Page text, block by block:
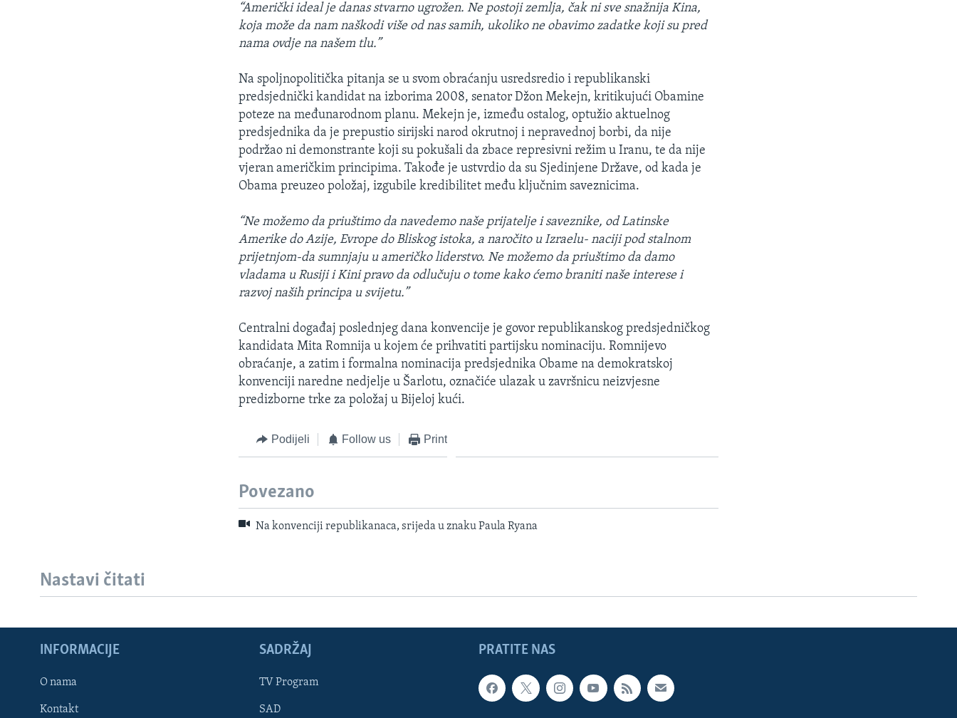
Learning English
“Američki ideal je danas stvarno ugrožen. Ne postoji zemlja, čak ni sve snažnija Kina,
koja može da nam naškodi više od nas samih, ukoliko ne obavimo zadatke koji su pred
nama ovdje na našem tlu.”
Na spoljnopolitička pitanja se u svom obraćanju usredsredio i republikanski
predsjednički kandidat na izborima 2008, senator Džon Mekejn, kritikujući Obamine
poteze na međunarodnom planu. Mekejn je, između ostalog, optužio aktuelnog
predsjednika da je prepustio sirijski narod okrutnoj i nepravednoj borbi, da nije
podržao ni demonstrante koji su pokušali da zbace represivni režim u Iranu, te da nije
vjeran američkim principima. Takođe je ustvrdio da su Sjedinjene Države, od kada je
Obama preuzeo položaj, izgubile kredibilitet među ključnim saveznicima.
“Ne možemo da priuštimo da navedemo naše prijatelje i saveznike, od Latinske
Amerike do Azije, Evrope do Bliskog istoka, a naročito u Izraelu- naciji pod stalnom
prijetnjom-da sumnjaju u američko liderstvo. Ne možemo da priuštimo da damo
vladama u Rusiji i Kini pravo da odlučuju o tome kako ćemo braniti naše interese i
razvoj naših principa u svijetu.”
Centralni događaj poslednjeg dana konvencije je govor republikanskog predsjedničkog
kandidata Mita Romnija u kojem će prihvatiti partijsku nominaciju. Romnijevo
obraćanje, a zatim i formalna nominacija predsjednika Obame na demokratskoj
konvenciji naredne nedjelje u Šarlotu, označiće ulazak u završnicu neizvjesne
predizborne trke za položaj u Bijeloj kući.
Podijeli Follow us Print
Povezano
Na konvenciji republikanaca, srijeda u znaku Paula Ryana
Nastavi čitati
PRATITE NAS
INFORMACIJE
O nama
Kontakt
SADRŽAJ
TV Program
SAD